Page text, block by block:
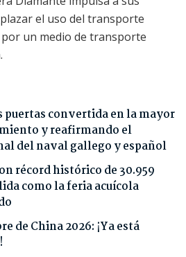
el uso del transporte
un medio de transporte
puertas convertida en la mayor
y reafirmando el
del naval gallego y español
récord histórico de 30.959
como la feria acuícola
de China 2026: ¡Ya está